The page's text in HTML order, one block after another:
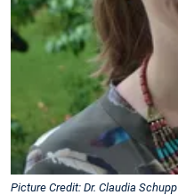
Picture Credit: Dr. Claudia Schupp